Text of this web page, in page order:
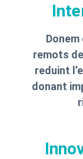
remots
reduint
donant